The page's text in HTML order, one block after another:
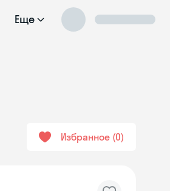
Еще
Избранное 0